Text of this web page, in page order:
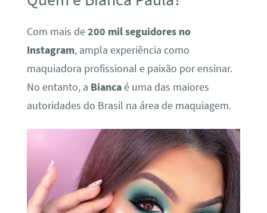
Com mais de200 mil seguidores no
Instagram, ampla experiência como
maquiadora profissional e paixão por ensinar.
No entanto, a Biancaé uma das maiores
autoridades do Brasil na área de maquiagem.